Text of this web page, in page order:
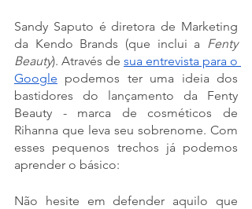
Sandy Saputo é diretora de Marketing
da Kendo Brands (que inclui a
Fenty
Beauty). Através de sua entrevista para o
Google podemos ter uma ideia dos
bastidores do lançamento da Fenty
Beauty - marca de cosméticos de
Rihanna que leva seu sobrenome. Com
esses pequenos trechos já podemos
aprender o básico:
Não hesite em defender aquilo que